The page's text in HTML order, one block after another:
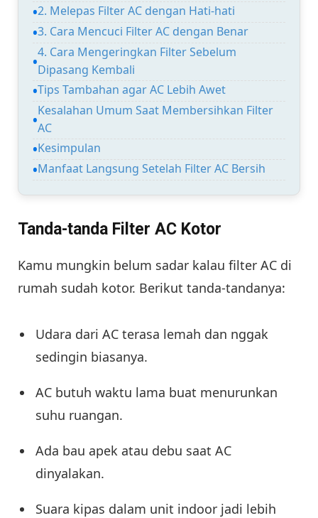
2. Melepas Filter AC dengan Hati-hati
3. Cara Mencuci Filter AC dengan Benar
4. Cara Mengeringkan Filter Sebelum
Dipasang Kembali
Tips Tambahan agar AC Lebih Awet
Kesalahan Umum Saat Membersihkan Filter
AC
Kesimpulan
Manfaat Langsung Setelah Filter AC Bersih
Tanda-tanda Filter AC Kotor
Kamu mungkin belum sadar kalau filter AC di
rumah sudah kotor. Berikut tanda-tandanya:
Udara dari AC terasa lemah dan nggak
sedingin biasanya.
AC butuh waktu lama buat menurunkan
suhu ruangan.
Ada bau apek atau debu saat AC
dinyalakan.
Suara kipas dalam unit indoor jadi lebih